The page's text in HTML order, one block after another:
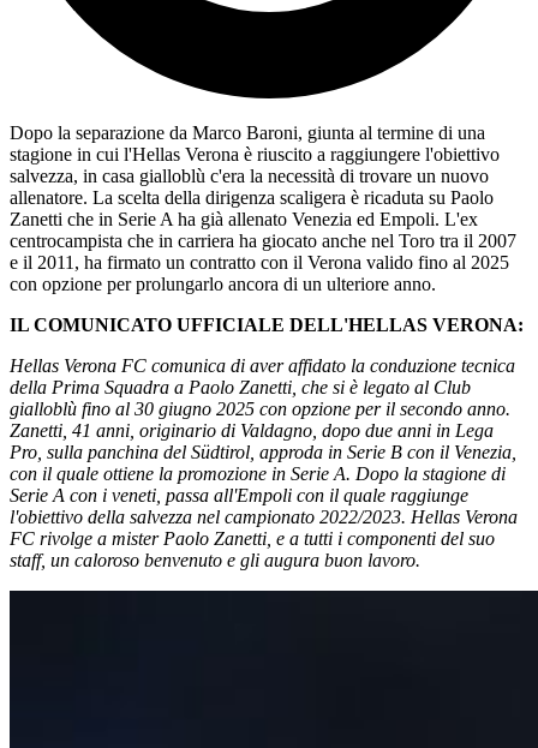
Dopo la separazione da Marco Baroni, giunta al termine di una
stagione in cui l'Hellas Verona è riuscito a raggiungere l'obiettivo
salvezza, in casa gialloblù c'era la necessità di trovare un nuovo
allenatore. La scelta della dirigenza scaligera è ricaduta su Paolo
Zanetti che in Serie A ha già allenato Venezia ed Empoli. L'ex
centrocampista che in carriera ha giocato anche nel Toro tra il 2007
e il 2011, ha firmato un contratto con il Verona valido fino al 2025
con opzione per prolungarlo ancora di un ulteriore anno.
IL COMUNICATO UFFICIALE DELL'HELLAS VERONA:
Hellas Verona FC comunica di aver affidato la conduzione tecnica
della Prima Squadra a Paolo Zanetti, che si è legato al Club
gialloblù fino al 30 giugno 2025 con opzione per il secondo anno.
Zanetti, 41 anni, originario di Valdagno, dopo due anni in Lega
Pro, sulla panchina del Südtirol, approda in Serie B con il Venezia,
con il quale ottiene la promozione in Serie A. Dopo la stagione di
Serie A con i veneti, passa all'Empoli con il quale raggiunge
l'obiettivo della salvezza nel campionato 2022/2023. Hellas Verona
FC rivolge a mister Paolo Zanetti, e a tutti i componenti del suo
staff, un caloroso benvenuto e gli augura buon lavoro.